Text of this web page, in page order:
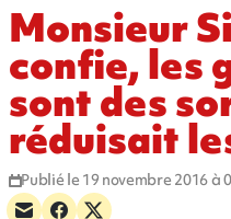
Monsieur
confie, les
sont des
réduisait
Publié le 19 novembre 2016 à